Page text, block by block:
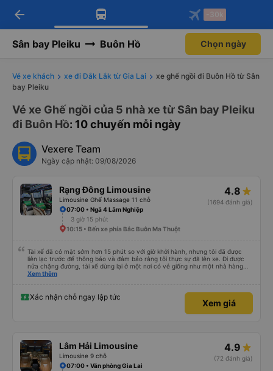
Tải app Vexere ngay!
Nhận ưu đãi thành viên độc
Mở app
Tải app Vexere
-30k/ghế khi đặt vé máy bay qua
Mở app
arrow_back -30k
Sân bay Pleiku Buôn Hồ Chọn ngày
Vé xe khách xe đi Đắk Lắk từ Gia Lai
xe ghế ngồi đi Buôn Hồ từ Sân
bay Pleiku
Vé xe Ghế ngồi của 5 nhà xe từ Sân bay Pleiku
đi Buôn Hồ: 10 chuyến mỗi ngày
Vexere Team
Ngày cập nhật: 09/08/2026
Rạng Đông Limousine
Limousine Ghế Massage 11 chỗ
4.8
(1694 đánh giá)
07:00 • Ngã 4 Lâm Nghiệp
3 giờ 15 phút
10:15 • Bến xe phía Bắc Buôn Ma Thuột
Tài xế đã có mặt sớm hơn 15 phút so với giờ khởi hành, nhưng tôi đã được
liên lạc trước để thông báo và đảm bảo rằng tôi thực sự đã lên xe. Đi được
nửa chặng đường, tài xế dừng lại ở một nơi có vẻ giống như một nhà hàng
gia đình nhỏ. Đồ ăn đơn giản nhưng ngon miệng, mọi thứ đều tươi ngon và
được chế biến sẵn nên sẵn sàng để ăn! Đánh giá không phải về đồ ăn nên dù
sao thì xe buýt đã đến đúng giờ mặc dù chúng tôi phải dừng lại khá lâu (nửa
giờ) để ăn. Tài xế đã tăng tốc vào nửa sau, nhưng không quá đáng sợ. Chiếc
Xem thêm
Xác nhận chỗ ngay lập tức
Xem giá
Lâm Hải Limousine
Limousine 9 chỗ
4.9
(72 đánh giá)
07:00 • Văn phòng Gia Lai